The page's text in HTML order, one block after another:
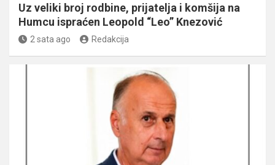
Uz veliki broj rodbine, prijatelja i komšija na
Humcu ispraćen Leopold “Leo” Knezović
2 sata ago Redakcija